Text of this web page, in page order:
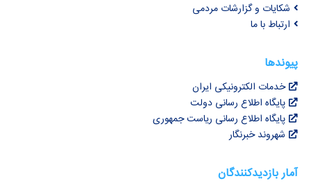
شکایات و گزارشات مردمی
ارتباط با ما
پیوندها
خدمات الکترونیکی ایران
پایگاه اطلاع رسانی دولت
پایگاه اطلاع رسانی ریاست جمهوری
شهروند خبرنگار
آمار بازدیدکنندگان